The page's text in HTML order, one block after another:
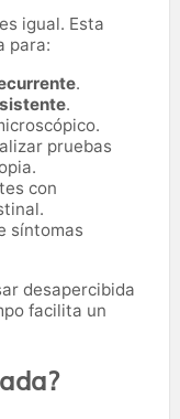
igual. Esta
para:
.
.
pruebas
con
síntomas
desapercibida
facilita un